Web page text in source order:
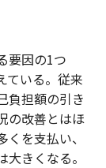
要因の1つ
ている。従来
負担額の引き
の改善とはほ
を支払い、
きくなる。